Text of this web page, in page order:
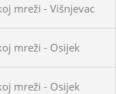
mreži - Višnjevac
mreži - Osijek
mreži - Osijek